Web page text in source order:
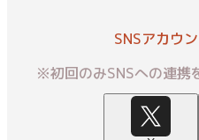
SNSアカウ
※初回のみSNSへの連携